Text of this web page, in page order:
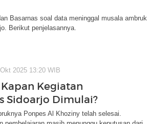
Basarnas soal data meninggal musala ambruk
Berikut penjelasannya.
2025 13:20 WIB
Kegiatan
Sidoarjo Dimulai?
Ponpes Al Khoziny telah selesai.